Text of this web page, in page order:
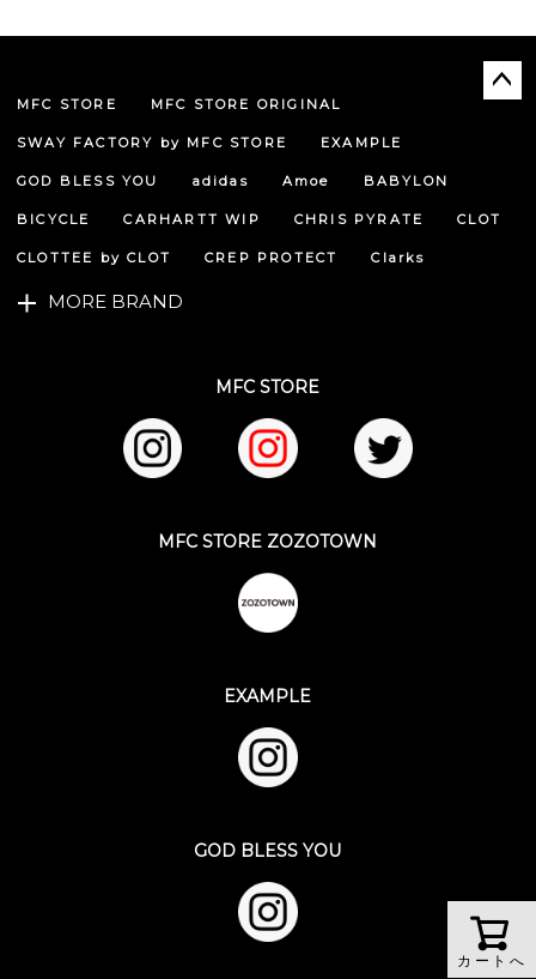
カートへ
MFC STORE MFC STORE ORIGINAL
SWAY FACTORY by MFC STORE EXAMPLE
GOD BLESS YOU adidas Amoe BABYLON
BICYCLE CARHARTT WIP CHRIS PYRATE CLOT
CLOTTEE by CLOT CREP PROTECT Clarks
MORE BRAND
MFC STORE
MFC STORE ZOZOTOWN
EXAMPLE
GOD BLESS YOU